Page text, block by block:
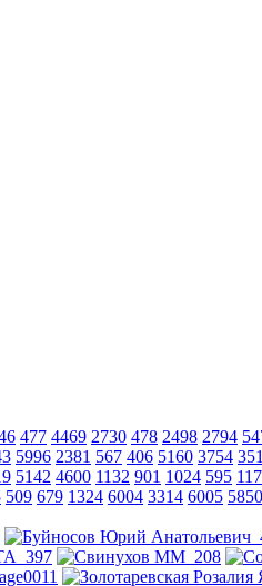
477 4469 2730 478 2498 2794
5996 2381 567 406 5160 3754 351
5142 4600 1132 901 1024 595
509 679 1324 6004 3314 6005 5850